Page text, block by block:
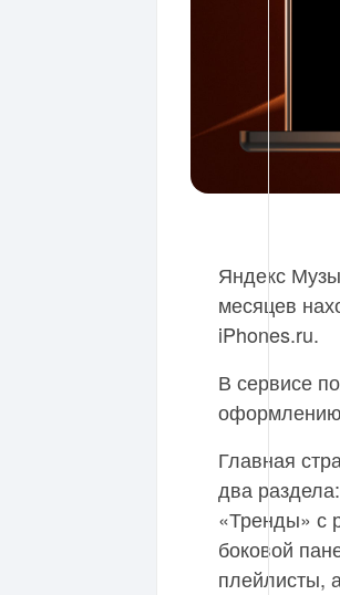
Яндекс
месяцев
iPhones.ru.
В сервисе
Главная
два
«Тренды» с
боковой
плейлисты,